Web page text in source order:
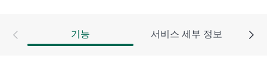
제품, 서비스, 사례에 대한 실행 가능한 데이터와 HPE
Tech Care 서비스 하에 지원되는 지원 계약을 제공하는
기능 서비스 세부 정보